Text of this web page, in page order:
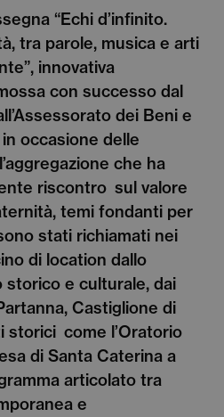
“Echi d’infinito.
tra parole, musica e arti
innovativa
con successo dal
dei Beni e
occasione delle
che ha
riscontro sul valore
temi fondanti per
stati richiamati nei
di location dallo
e culturale, dai
Castiglione di
storici come l’Oratorio
di Santa Caterina a
articolato tra
e